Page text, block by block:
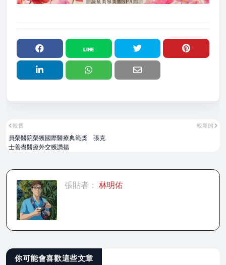
較新的
較舊
員榮醫院榮獲國際醫療典範獎 張克
士善盡醫療外交獲讚揚
張貼者： 林明佑
你可能會喜歡這些文章